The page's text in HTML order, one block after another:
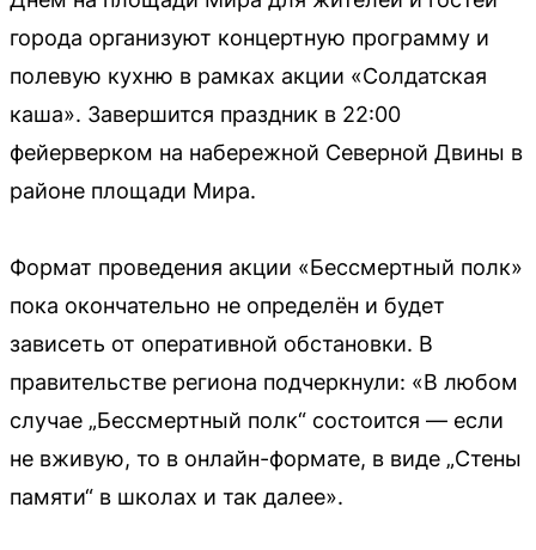
города организуют концертную программу и
полевую кухню в рамках акции «Солдатская
каша». Завершится праздник в 22:00
фейерверком на набережной Северной Двины в
районе площади Мира.
Формат проведения акции «Бессмертный полк»
пока окончательно не определён и будет
зависеть от оперативной обстановки. В
правительстве региона подчеркнули: «В любом
случае „Бессмертный полк“ состоится — если
не вживую, то в онлайн-формате, в виде „Стены
памяти“ в школах и так далее».